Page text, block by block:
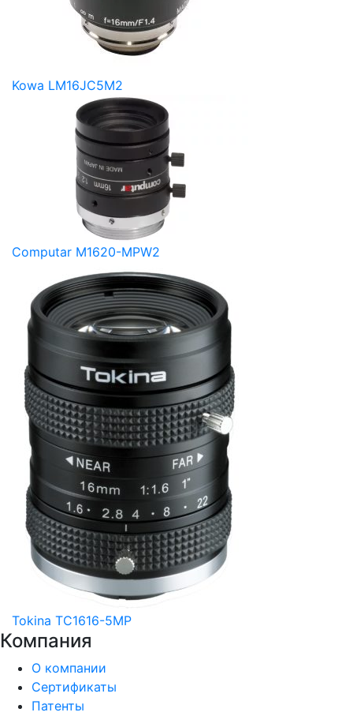
Kowa LM16JC5M2
Computar M1620-MPW2
Tokina TC1616-5MP
Компания
О компании
Сертификаты
Патенты